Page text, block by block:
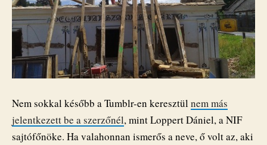
Nem sokkal később a Tumblr-en keresztül nem más
jelentkezett be a szerzőnél, mint Loppert Dániel, a NIF
sajtófőnöke. Ha valahonnan ismerős a neve, ő volt az, aki